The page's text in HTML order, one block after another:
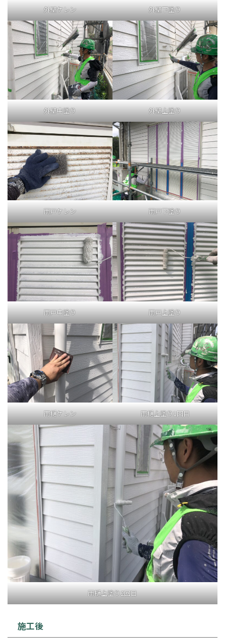
外壁ケレン 外壁下塗り
外壁中塗り 外壁上塗り
雨戸ケレン 雨戸下塗り
雨戸中塗り 雨戸上塗り
雨樋ケレン 雨樋上塗り1回目
雨樋上塗り2回目
施工後